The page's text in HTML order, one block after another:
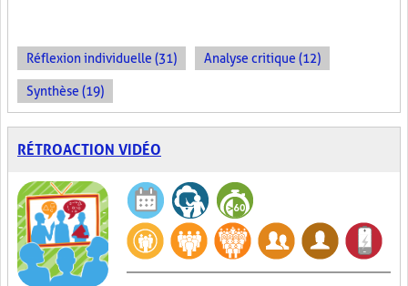
Réflexion individuelle (31) Analyse critique (12)
Synthèse (19)
RÉTROACTION VIDÉO